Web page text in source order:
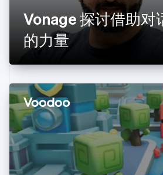
Vonage 探讨借助对
的力量
English
加拿大
EnglishFrançais
捷克
克罗地亚
拉脱维亚
English
立陶宛
English
列支敦士登
DeutschEnglish
FrançaisDeutsch English